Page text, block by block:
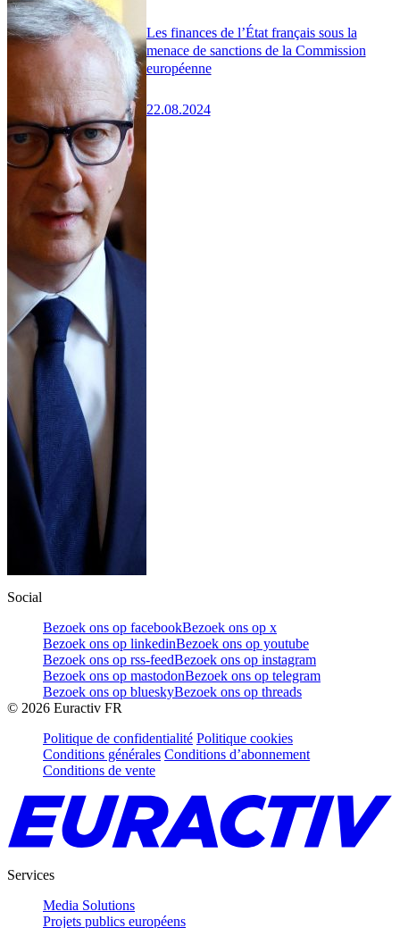
Les finances de l’État français sous la
menace de sanctions de la Commission
européenne
22.08.2024
Social
Bezoek ons op facebookBezoek ons op x
Bezoek ons op linkedinBezoek ons op youtube
Bezoek ons op rss-feedBezoek ons op instagram
Bezoek ons op mastodonBezoek ons op telegram
Bezoek ons op blueskyBezoek ons op threads
© 2026 Euractiv FR
Politique de confidentialité Politique cookies
Conditions générales Conditions d’abonnement
Conditions de vente
Services
Media Solutions
Projets publics européens